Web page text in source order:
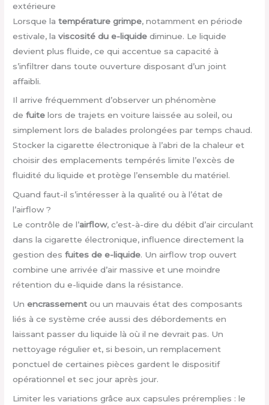
extérieure
Lorsque latempérature grimpe, notamment en période
estivale, laviscosité du e-liquide diminue. Le liquide
devient plus fluide, ce qui accentue sa capacité à
s’infiltrer dans toute ouverture disposant d’un joint
affaibli.
Il arrive fréquemment d’observer un phénomène
defuite lors de trajets en voiture laissée au soleil, ou
simplement lors de balades prolongées par temps chaud.
Stocker la cigarette électronique à l’abri de la chaleur et
choisir des emplacements tempérés limite l’excès de
fluidité du liquide et protège l’ensemble du matériel.
Quand faut-il s’intéresser à la qualité ou à l’état de
l’airflow ?
Le contrôle de l’airflow, c’est-à-dire du débit d’air circulant
dans la cigarette électronique, influence directement la
gestion desfuites de e-liquide. Un airflow trop ouvert
combine une arrivée d’air massive et une moindre
rétention du e-liquide dans la résistance.
Unencrassement ou un mauvais état des composants
liés à ce système crée aussi des débordements en
laissant passer du liquide là où il ne devrait pas. Un
nettoyage régulier et, si besoin, un remplacement
ponctuel de certaines pièces gardent le dispositif
opérationnel et sec jour après jour.
Limiter les variations grâce aux capsules préremplies : le